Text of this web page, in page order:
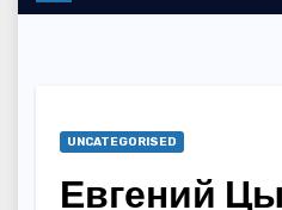
UNCATEGORISED
Евгений